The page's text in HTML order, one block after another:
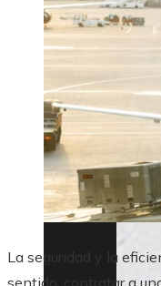
La seguridad y la